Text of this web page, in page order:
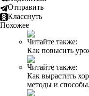
Отправить
Класснуть
Похожее
Читайте также:
Как повысить
Читайте также:
Как вырастить
методы и